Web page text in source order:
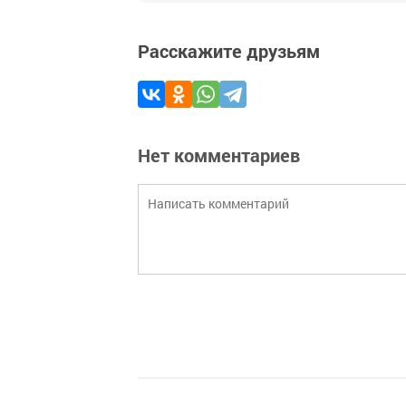
Расскажите друзьям
Нет комментариев